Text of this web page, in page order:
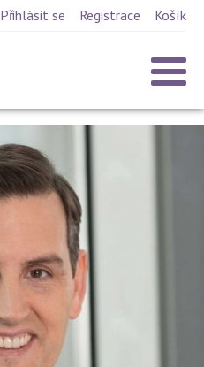
Přihlásit se Registrace Košík